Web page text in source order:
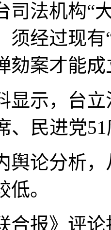
司法机构“
须经过现
劾案才能
示，台立
、民进党
论分析，
。
报》评论